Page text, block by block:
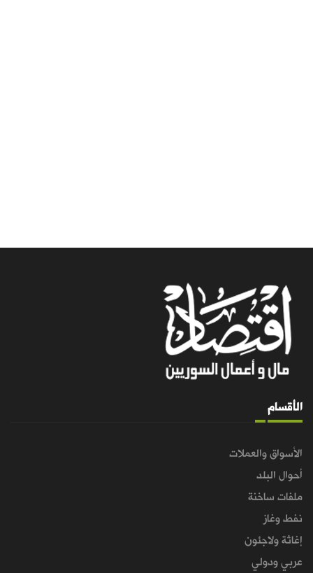
الأقسام
الأسواق والعملات
أحوال البلد
ملفات ساخنة
نفط وغاز
إغاثة ولاجئون
عربي ودولي